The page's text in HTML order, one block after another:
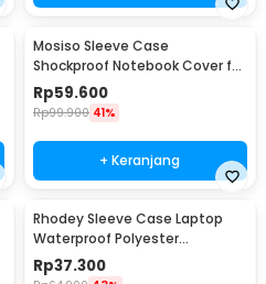
Mosiso Sleeve Case
Shockproof Notebook Cover for
Laptop 13 Inch - C0412
Rp59.600
Rp99.900 41%
+ Keranjang
Rhodey Sleeve Case Laptop
Waterproof Polyester
Neoprene Bag 11/12 Inch - L123F
Rp37.300